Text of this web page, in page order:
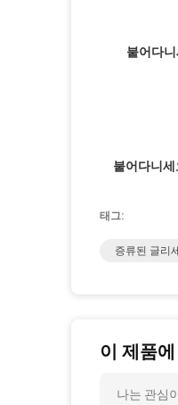
붙어다
붙어다니
태그:
증류된 글리
이 제품
나는 관심